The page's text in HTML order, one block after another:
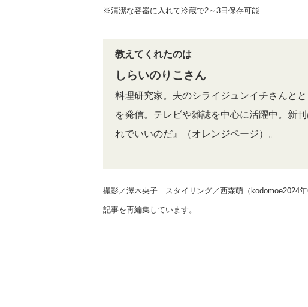
※清潔な容器に入れて冷蔵で2～3日保存可能
教えてくれたのは
しらいのりこさん
料理研究家。夫のシライジュンイチさんと
を発信。テレビや雑誌を中心に活躍中。新
れでいいのだ』（オレンジページ）。
撮影／澤木央子 スタイリング／西森萌（kodomoe2024
記事を再編集しています。